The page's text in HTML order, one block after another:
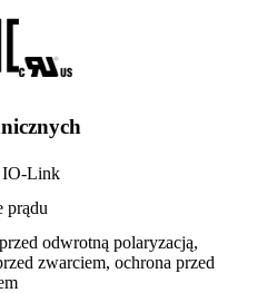
IO-Link
prądu
odwrotną polaryzacją,
zwarciem, ochrona przed